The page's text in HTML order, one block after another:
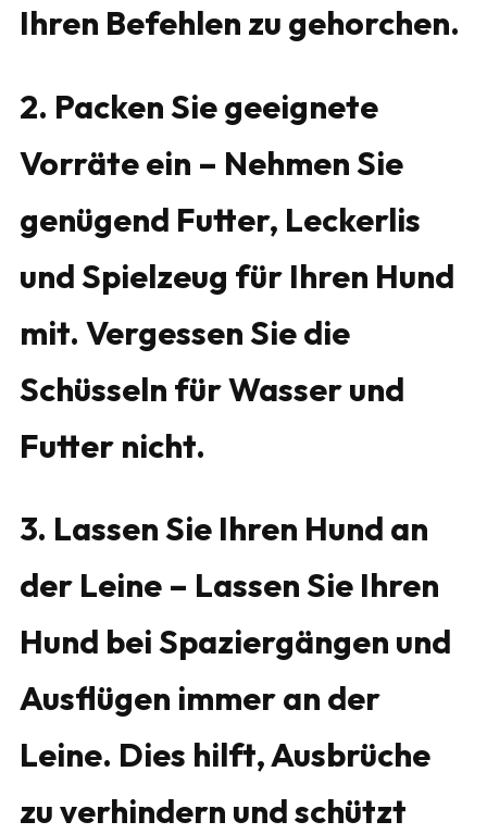
Ihren Befehlen zu gehorchen.
2. Packen Sie geeignete
Vorräte ein – Nehmen Sie
genügend Futter, Leckerlis
und Spielzeug für Ihren Hund
mit. Vergessen Sie die
Schüsseln für Wasser und
Futter nicht.
3. Lassen Sie Ihren Hund an
der Leine – Lassen Sie Ihren
Hund bei Spaziergängen und
Ausflügen immer an der
Leine. Dies hilft, Ausbrüche
zu verhindern und schützt